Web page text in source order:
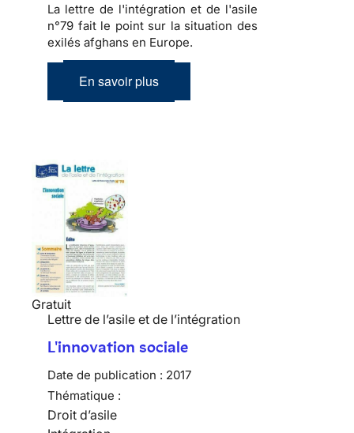
La lettre de l'intégration et de l'asile
n°79 fait le point sur la situation des
exilés afghans en Europe.
En savoir plus
Gratuit
Lettre de l’asile et de l’intégration
L'innovation sociale
Date de publication : 2017
Thématique :
Droit d’asile